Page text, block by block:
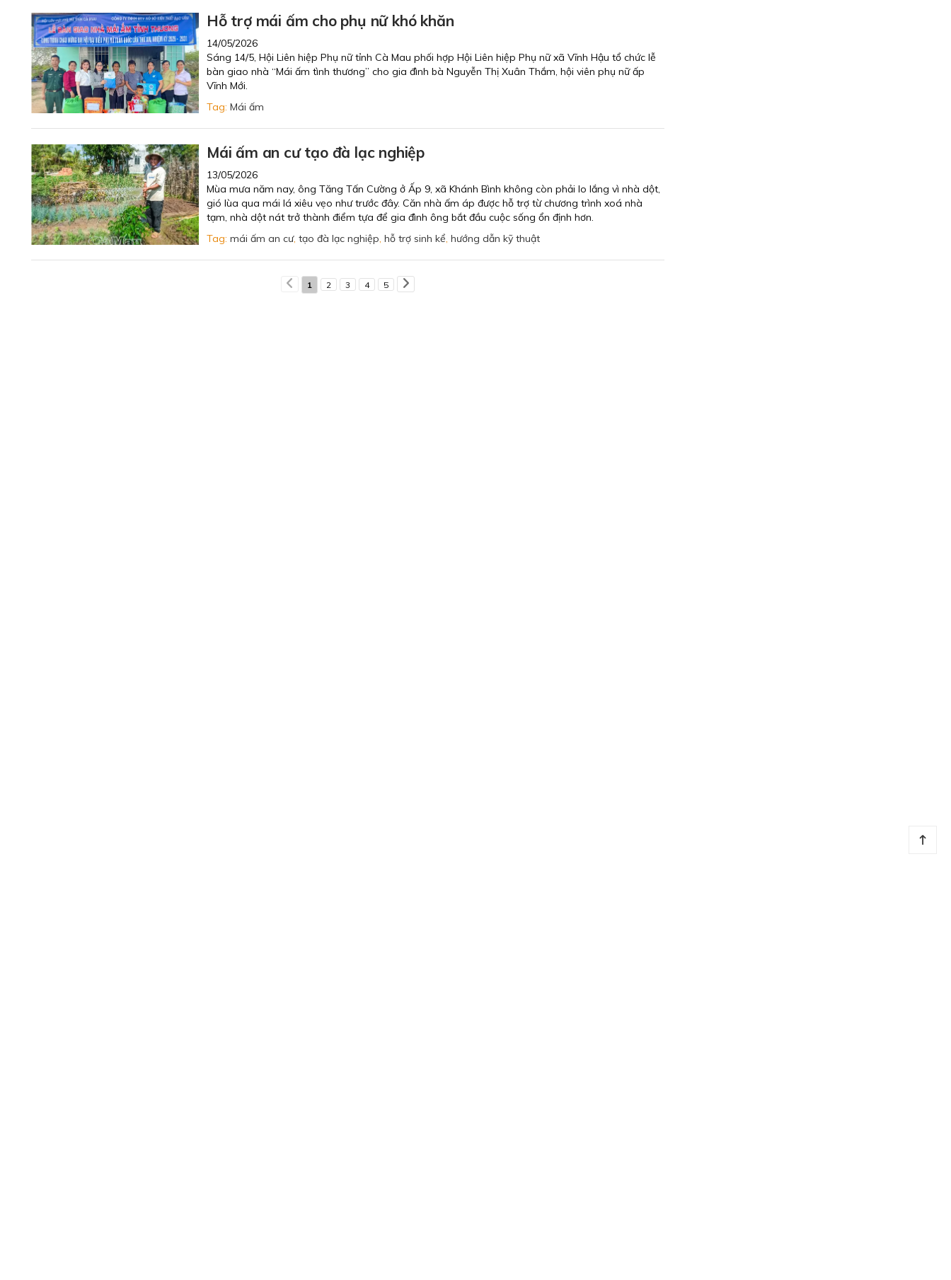
Hỗ trợ mái ấm cho phụ nữ khó khăn
14/05/2026
Sáng 14/5, Hội Liên hiệp Phụ nữ tỉnh Cà Mau phối hợp Hội Liên hiệp Phụ nữ xã Vĩnh Hậu tổ chức lễ
bàn giao nhà “Mái ấm tình thương” cho gia đình bà Nguyễn Thị Xuân Thắm, hội viên phụ nữ ấp
Vĩnh Mới.
Tag: Mái ấm
Mái ấm an cư tạo đà lạc nghiệp
13/05/2026
Mùa mưa năm nay, ông Tăng Tấn Cường ở Ấp 9, xã Khánh Bình không còn phải lo lắng vì nhà dột,
gió lùa qua mái lá xiêu vẹo như trước đây. Căn nhà ấm áp được hỗ trợ từ chương trình xoá nhà
tạm, nhà dột nát trở thành điểm tựa để gia đình ông bắt đầu cuộc sống ổn định hơn.
Tag: mái ấm an cư, tạo đà lạc nghiệp, hỗ trợ sinh kể, hướng dẫn kỹ thuật
1 2 3 4 5